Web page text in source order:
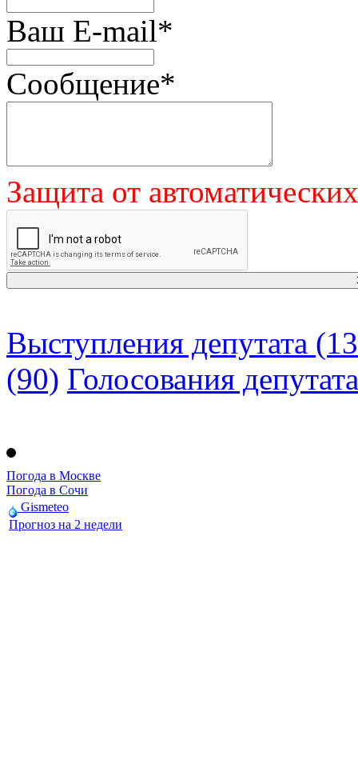
Ваш E-mail*
Сообщение*
Защита от
Выступления депутата
(90) Голосования депутата
Погода в Москве
Погода в Сочи
Gismeteo
Прогноз на 2 недели